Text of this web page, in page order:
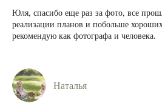
Юля, спасибо еще раз за фото, все
реализации планов и побольше
рекомендую как фотографа и человека.
Наталья